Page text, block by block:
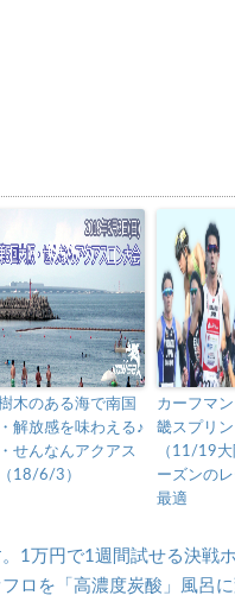
木のある海で南国
解放感を味わえる♪
せんなんアクアス
18/6/3）
カーフマ
畿スプリ
（11/19
ーズンの
最適
1万円で1週間試せる決戦
フロを「高濃度炭酸」風呂